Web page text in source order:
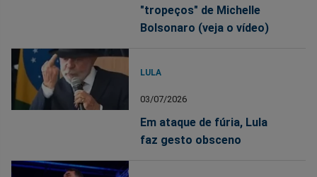
"tropeços" de Michelle
Bolsonaro (veja o vídeo)
LULA
03/07/2026
Em ataque de fúria, Lula
faz gesto obsceno